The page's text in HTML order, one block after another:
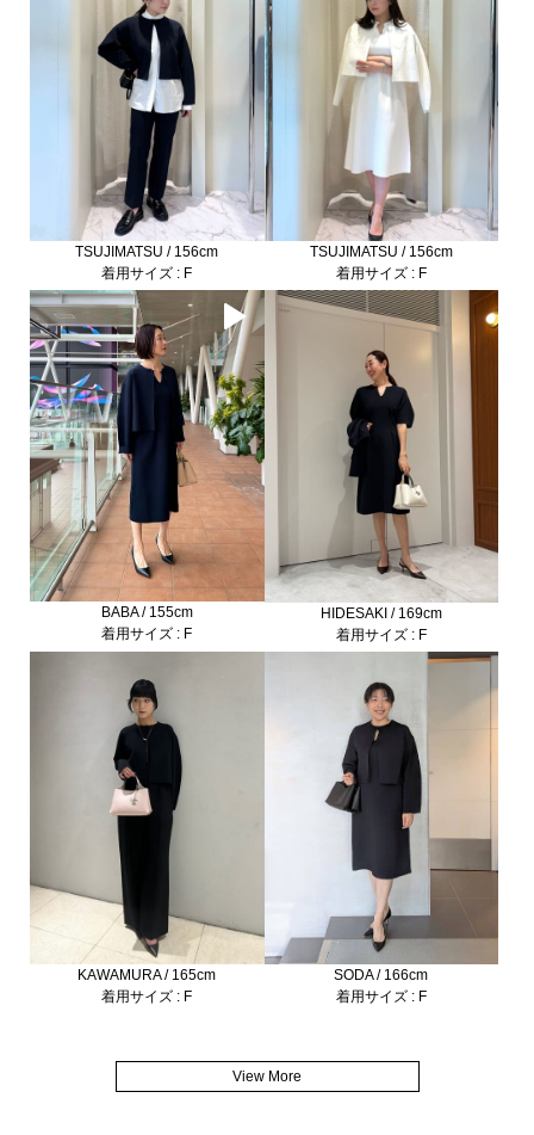
TSUJIMATSU / 156cm
着用サイズ : F
TSUJIMATSU / 156cm
着用サイズ : F
BABA / 155cm
着用サイズ : F
HIDESAKI / 169cm
着用サイズ : F
KAWAMURA / 165cm
着用サイズ : F
SODA / 166cm
着用サイズ : F
View More